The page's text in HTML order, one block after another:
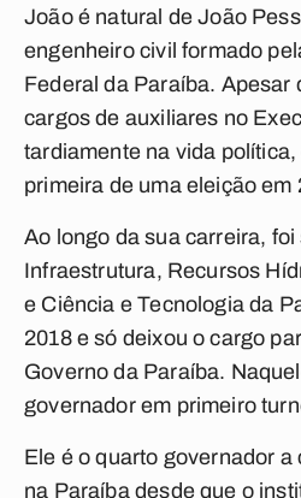
João é natural de João
engenheiro civil formado
Federal da Paraíba. Apesar
cargos de auxiliares no
tardiamente na vida
primeira de uma eleição em
Ao longo da sua carreira,
Infraestrutura, Recursos
e Ciência e Tecnologia da
2018 e só deixou o cargo
Governo da Paraíba.
governador em primeiro
Ele é o quarto governador
na Paraíba desde que o